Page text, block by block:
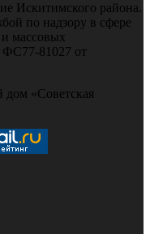
Искитимского района.
по надзору в сфере
массовых
81027 от
«Советская